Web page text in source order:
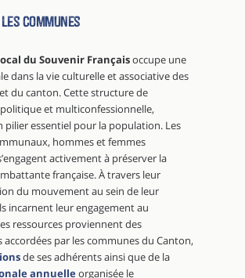
communes
du Souvenir Françaisoccupe une
dans la vie culturelle et associative des
du canton. Cette structure de
et multiconfessionnelle,
pilier essentiel pour la population. Les
hommes et femmes
activement à préserver la
française. À travers leur
du mouvement au sein de leur
incarnent leur engagement au
ressources proviennent des
par les communes du Canton,
de ses adhérents ainsi que de la
annuelleorganisée le